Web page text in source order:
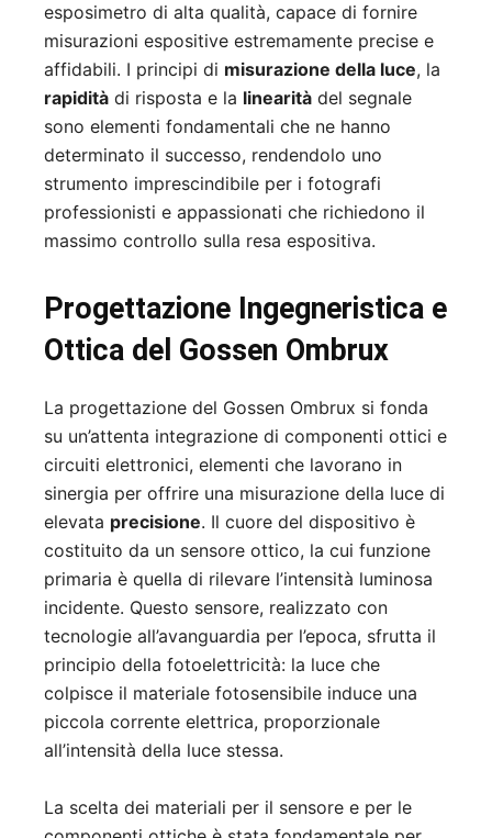
esposimetro di alta qualità, capace di fornire
misurazioni espositive estremamente precise e
affidabili. I principi di misurazione della luce, la
rapidità di risposta e la linearità del segnale
sono elementi fondamentali che ne hanno
determinato il successo, rendendolo uno
strumento imprescindibile per i fotografi
professionisti e appassionati che richiedono il
massimo controllo sulla resa espositiva.
Progettazione Ingegneristica e
Ottica del Gossen Ombrux
La progettazione del Gossen Ombrux si fonda
su un’attenta integrazione di componenti ottici e
circuiti elettronici, elementi che lavorano in
sinergia per offrire una misurazione della luce di
elevata precisione. Il cuore del dispositivo è
costituito da un sensore ottico, la cui funzione
primaria è quella di rilevare l’intensità luminosa
incidente. Questo sensore, realizzato con
tecnologie all’avanguardia per l’epoca, sfrutta il
principio della fotoelettricità: la luce che
colpisce il materiale fotosensibile induce una
piccola corrente elettrica, proporzionale
all’intensità della luce stessa.
La scelta dei materiali per il sensore e per le